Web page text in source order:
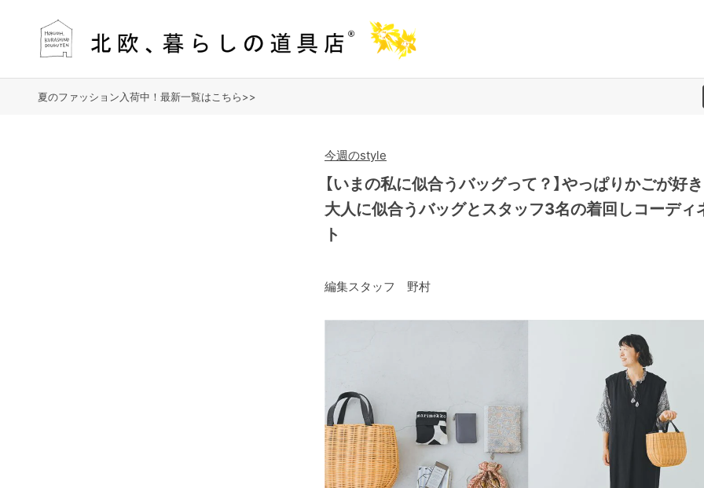
夏のファッション入荷中！最新一覧はこちら>>
今週のstyle
【いまの私に似合うバッグって？】やっぱりかごが好き
大人に似合うバッグとスタッフ3名の着回しコーディ
ト
編集スタッフ 野村